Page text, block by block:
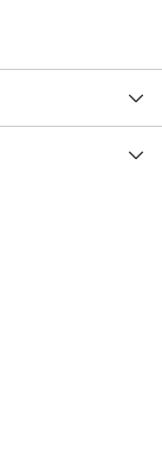
5000018344